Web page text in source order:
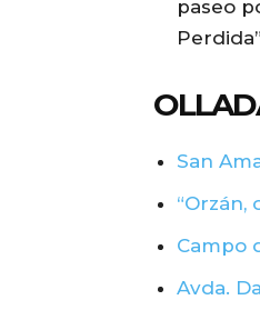
paseo
San
“Orzán,
Campo
Avda.